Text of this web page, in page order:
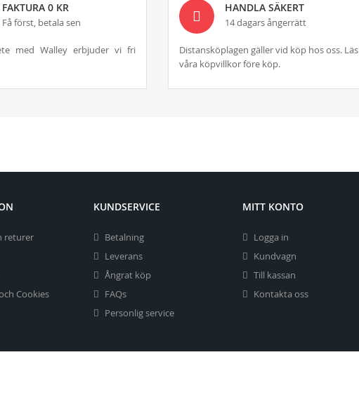
FAKTURA 0 KR
Få först, betala sen
med Walley erbjuder vi fri
HANDLA SÄKERT
14 dagars ångerrätt
Distansköplagen gäller vid köp hos oss. Läs
våra köpvillkor före köp.
returer
Cookies
KUNDSERVICE
Betalning
Leverans
Ångrat köp
FAQs
Personlig service
MITT KONTO
Logga in
Kundvagn
Till kassan
Kontakta oss